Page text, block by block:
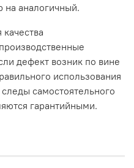
на аналогичный.
качества
дефект возник по вине
использования
самостоятельного
гарантийными.